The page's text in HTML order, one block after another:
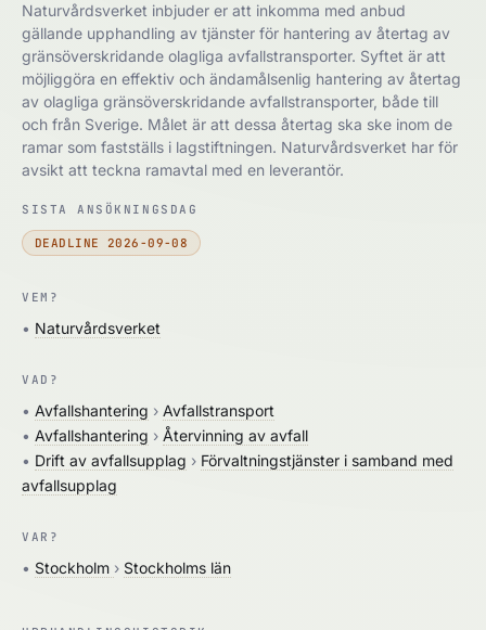
Naturvårdsverket inbjuder er att inkomma med anbud
gällande upphandling av tjänster för hantering av återtag av
gränsöverskridande olagliga avfallstransporter. Syftet är att
möjliggöra en effektiv och ändamålsenlig hantering av återtag
av olagliga gränsöverskridande avfallstransporter, både till
och från Sverige. Målet är att dessa återtag ska ske inom de
ramar som fastställs i lagstiftningen. Naturvårdsverket har för
avsikt att teckna ramavtal med en leverantör.
SISTA ANSÖKNINGSDAG
DEADLINE 2026-09-08
VEM?
• Naturvårdsverket
VAD?
• Avfallshantering › Avfallstransport
• Avfallshantering › Återvinning av avfall
• Drift av avfallsupplag › Förvaltningstjänster i samband med
avfallsupplag
VAR?
• Stockholm › Stockholms län